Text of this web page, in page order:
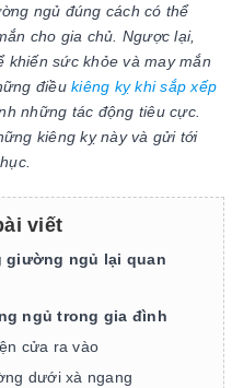
ngủ đúng cách có thể
cho gia chủ. Ngược lại,
khiến sức khỏe và may mắn
điều kiêng kỵ khi sắp xếp
những tác động tiêu cực.
kiêng kỵ này và gửi tới
viết
giường ngủ lại quan
ngủ trong gia đình
cửa ra vào
dưới xà ngang